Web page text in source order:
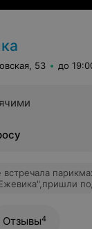
53 до
встречала
смотреть.Если
вид никогда
Отзывы4